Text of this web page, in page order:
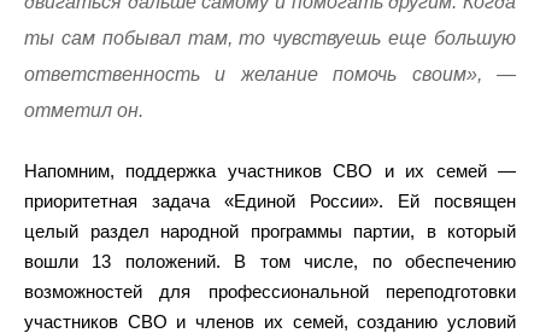
ты сам побывал там, то чувствуешь еще большую
ответственность и желание помочь своим», —
отметил он.
Напомним, поддержка участников СВО и их семей —
приоритетная задача «Единой России». Ей посвящен
целый раздел народной программы партии, в который
вошли 13 положений. В том числе, по обеспечению
возможностей для профессиональной переподготовки
участников СВО и членов их семей, созданию условий